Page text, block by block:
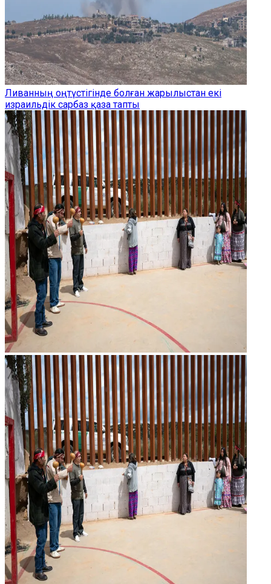
Ливанның оңтүстігінде болған жарылыстан екі
израильдік сарбаз қаза тапты